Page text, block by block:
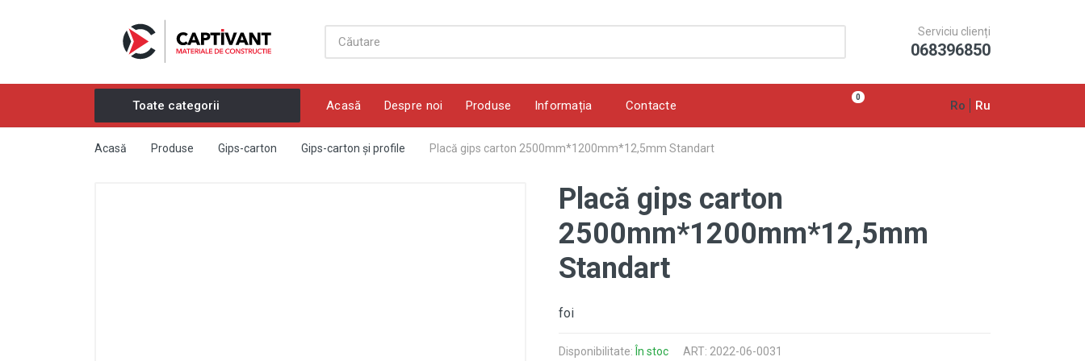
Serviciu clienți
068396850
Materiale de construcții
Toate categorii Acasă Despre noi Produse Informația Contacte
0
Ro Ru
Acasă Produse Gips-carton Gips-carton și profile Placă gips carton 2500mm*1200mm*12,5mm Standart
Placă gips carton
2500mm*1200mm*12,5mm
Standart
foi
Disponibilitate: În stoc ART: 2022-06-0031